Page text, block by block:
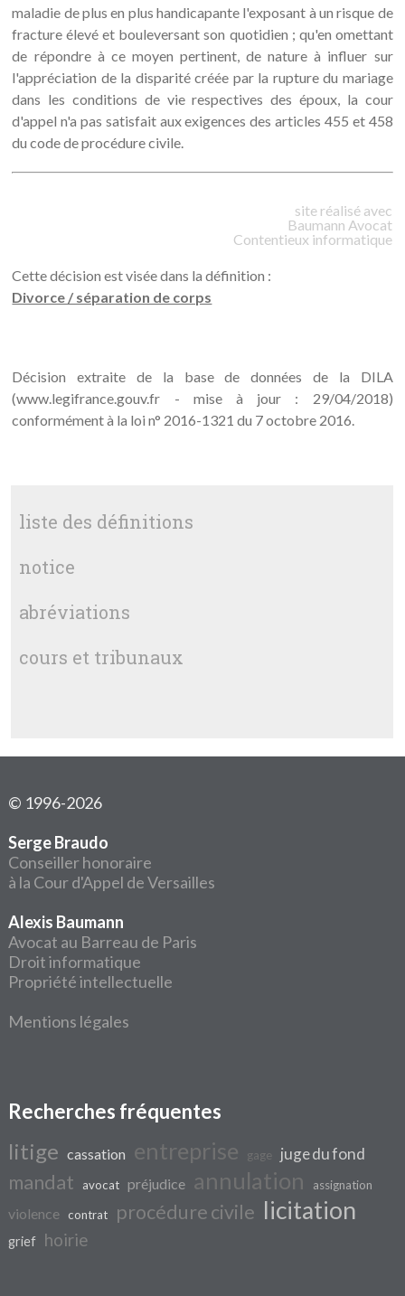
maladie de plus en plus handicapante l'exposant à un risque de
fracture élevé et bouleversant son quotidien ; qu'en omettant
de répondre à ce moyen pertinent, de nature à influer sur
l'appréciation de la disparité créée par la rupture du mariage
dans les conditions de vie respectives des époux, la cour
d'appel n'a pas satisfait aux exigences des articles 455 et 458
du code de procédure civile.
site réalisé avec
Baumann Avocat
Contentieux informatique
Cette décision est visée dans la définition :
Divorce / séparation de corps
Décision extraite de la base de données de la DILA
(www.legifrance.gouv.fr - mise à jour : 29/04/2018)
conformément à la loi n° 2016-1321 du 7 octobre 2016.
liste des définitions
notice
abréviations
cours et tribunaux
© 1996-2026
Serge Braudo
Conseiller honoraire
à la Cour d'Appel de Versailles
Alexis Baumann
Avocat au Barreau de Paris
Droit informatique
Propriété intellectuelle
Mentions légales
Recherches fréquentes
litige cassation entreprise gage juge du fond
mandat avocat préjudice annulation assignation
violence contrat procédure civile licitation
grief hoirie